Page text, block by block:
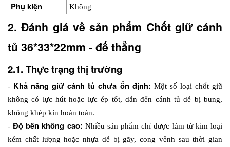
Phụ kiện Không
2. Đánh giá về sản phẩm Chốt giữ cánh
tủ 36*33*22mm - đế thẳng
2.1. Thực trạng thị trường
- Khả năng giữ cánh tủ chưa ổn định: Một số loại chốt giữ
không có lực hút hoặc lực ép tốt, dẫn đến cánh tủ dễ bị bung,
không khép kín hoàn toàn.
- Độ bền không cao: Nhiều sản phẩm chỉ được làm từ kim loại
kém chất lượng hoặc nhựa dễ bị gãy, cong vênh sau thời gian